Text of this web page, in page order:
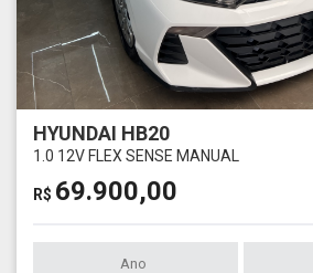
HYUNDAI HB20
1.0 12V FLEX SENSE MANUAL
R$ 69.900,00
Ano